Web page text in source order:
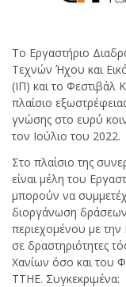
Το Εργαστήριο
Τεχνών Ήχου και
(ΙΠ) και το Φεστιβάλ
πλαίσιο
γνώσης στο ευρύ
τον Ιούλιο του 2022.
Στο πλαίσιο της
είναι μέλη του
μπορούν να
διοργάνωση δράσεων
περιεχομένου με την
σε δραστηριότητες
Χανίων όσο και του
ΤΤΗΕ. Συγκεκριμένα: